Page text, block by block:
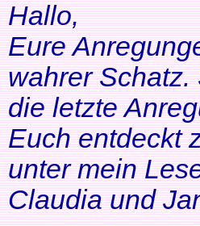
Hallo,
Eure
wahrer Schatz.
die letzte
Euch entdeckt
unter mein
Claudia und